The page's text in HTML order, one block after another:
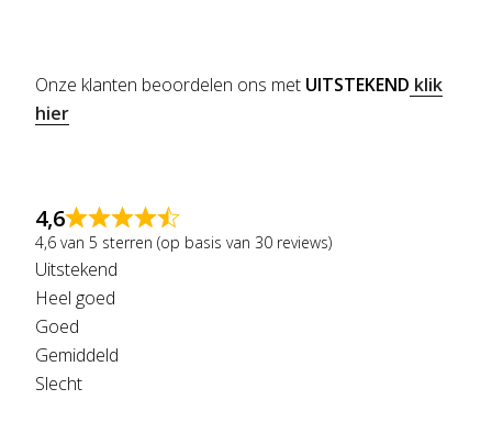
Onze klanten beoordelen ons met UITSTEKEND klik
hier
4,6
4,6 van 5 sterren (op basis van 30 reviews)
Uitstekend
Heel goed
Goed
Gemiddeld
Slecht